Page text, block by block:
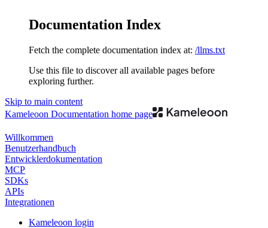
Documentation Index
Fetch the complete documentation index at: /llms.txt
Use this file to discover all available pages before
exploring further.
Skip to main content
Kameleoon Documentation home page
Willkommen
Benutzerhandbuch
Entwicklerdokumentation
MCP
SDKs
APIs
Integrationen
Kameleoon login